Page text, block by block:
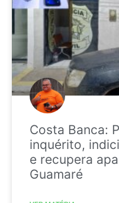
Costa Banca:
inquérito,
e recupera
Guamaré